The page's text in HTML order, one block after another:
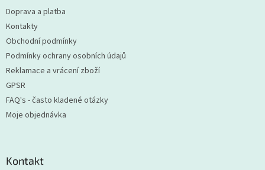
Doprava a platba
Kontakty
Obchodní podmínky
Podmínky ochrany osobních údajů
Reklamace a vrácení zboží
GPSR
FAQ's - často kladené otázky
Moje objednávka
Kontakt